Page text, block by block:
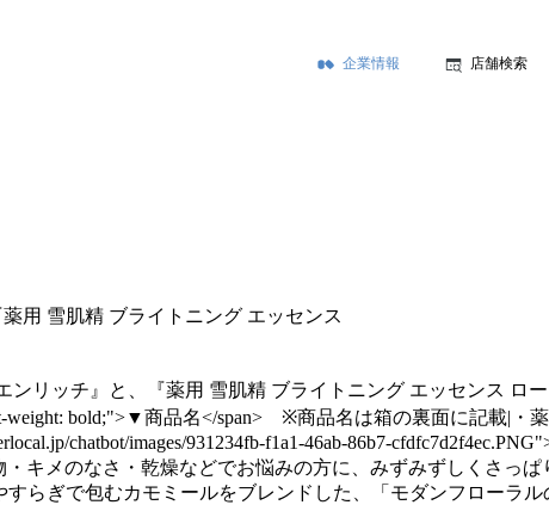
企業情報 店舗検索
用 雪肌精 ブライトニング エッセンス
ンリッチ』と、『薬用 雪肌精 ブライトニング エッセンス ロ
weight: bold;">▼商品名</span> ※商品名は箱の裏面に記載|・
chatbot/images/931234fb-f1a1-46ab-86b7-
キメのなさ・乾燥などでお悩みの方に、みずみずしくさっぱ
らぎで包むカモミールをブレンドした、「モダンフローラ